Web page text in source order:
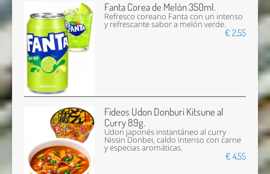
Fanta Corea de Melón 350ml.
Refresco coreano Fanta con un intenso
y refrescante sabor a melón verde.
€ 2,55
Fideos Udon Donburi Kitsune al
Curry 89g.
Udon japonés instantáneo al curry
Nissin Donbei, caldo intenso con carne
y especias aromáticas.
€ 4,55